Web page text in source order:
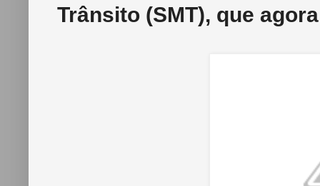
Trânsito (SMT), que